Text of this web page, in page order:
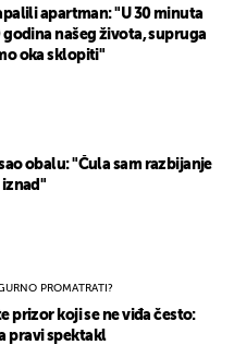
apartman: "U 30 minuta
godina našeg života, supruga
oka sklopiti"
obalu: "Čula sam razbijanje
iznad"
PROMATRATI?
prizor koji se ne viđa često:
pravi spektakl